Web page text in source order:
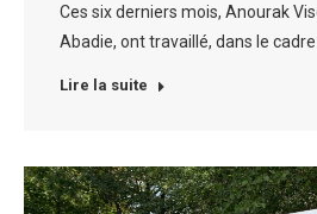
Ces six derniers mois, Anourak
Abadie, ont travaillé, dans le cadre
Lire la suite